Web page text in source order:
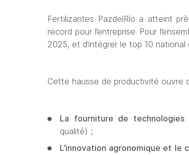
Fertilizantes PazdelRío a atteint
record pour l’entreprise. Pour l’
2025, et d’intégrer le top 10
Cette hausse de productivité ouvre
La fourniture de technologies
qualité) ;
L’innovation agronomique et le